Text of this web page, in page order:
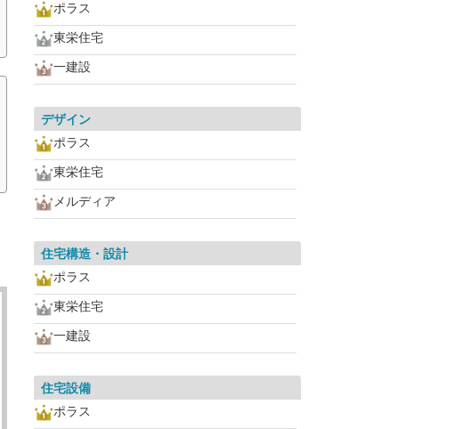
ポラス
東栄住宅
一建設
デザイン
ポラス
東栄住宅
メルディア
住宅構造・設計
ポラス
東栄住宅
一建設
住宅設備
ポラス